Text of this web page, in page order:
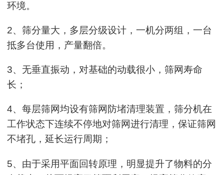
环境。
2、筛分量大，多层分级设计，一机分两组，一台
抵多台使用，产量翻倍。
3、无垂直振动，对基础的动载很小，筛网寿命
长；
4、每层筛网均设有筛网防堵清理装置，筛分机在
工作状态下连续不停地对筛网进行清理，保证筛网
不堵孔，延长运行周期；
5、由于采用平面回转原理，明显提升了物料的分